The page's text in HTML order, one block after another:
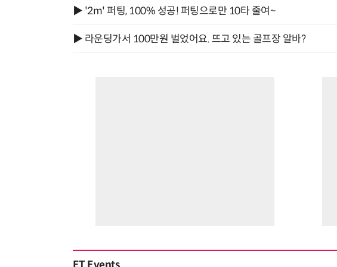
▶ '2m' 퍼팅, 100% 성공! 퍼팅으로만 10타 줄여~
▶ 라운딩가서 100만원 벌었어요. 뜨고 있는 골프장 알바?